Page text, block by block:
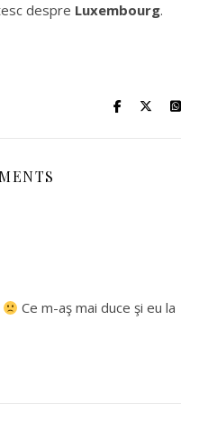
despre Luxembourg.
Ce m-aş mai duce şi eu la